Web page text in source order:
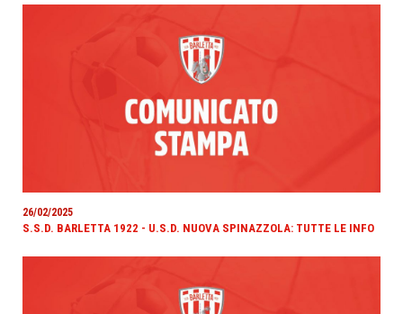
26/02/2025
S.S.D. BARLETTA 1922 - U.S.D. NUOVA SPINAZZOLA: TUTTE LE INFO